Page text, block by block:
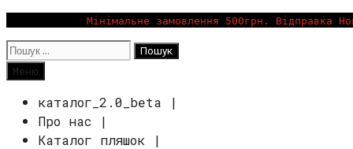
до
вмісту
Мінімальне замовлення 500грн. Відправка
Пошук:
Пошук
Меню
каталог_2.0_beta |
Про нас |
Каталог пляшок |